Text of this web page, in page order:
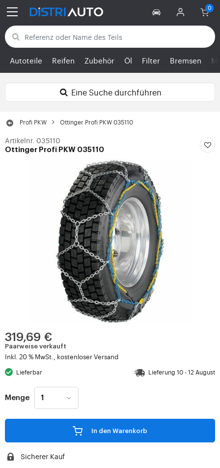
Zurück zu den Kategorien
Autoteile Reifen Zubehör Öl Filter Bremsen
Eine Suche durchführen
Profi PKW Ottinger Profi PKW 035110
Artikelnr. 035110
Ottinger Profi PKW 035110
319,69 €
Paarweise verkauft
Inkl. 20 % MwSt., kostenloser Versand
Lieferbar Lieferung 10 - 12 August
Menge
In den Warenkorb
Sicherer Kauf